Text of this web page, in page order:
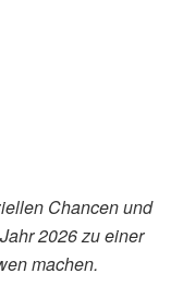
Chancen und
2026 zu einer
machen.